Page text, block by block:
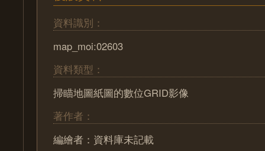
資料識別：
map_moi:02603
資料類型：
掃瞄地圖紙圖的數位GRID影像
著作者：
編繪者：資料庫未記載